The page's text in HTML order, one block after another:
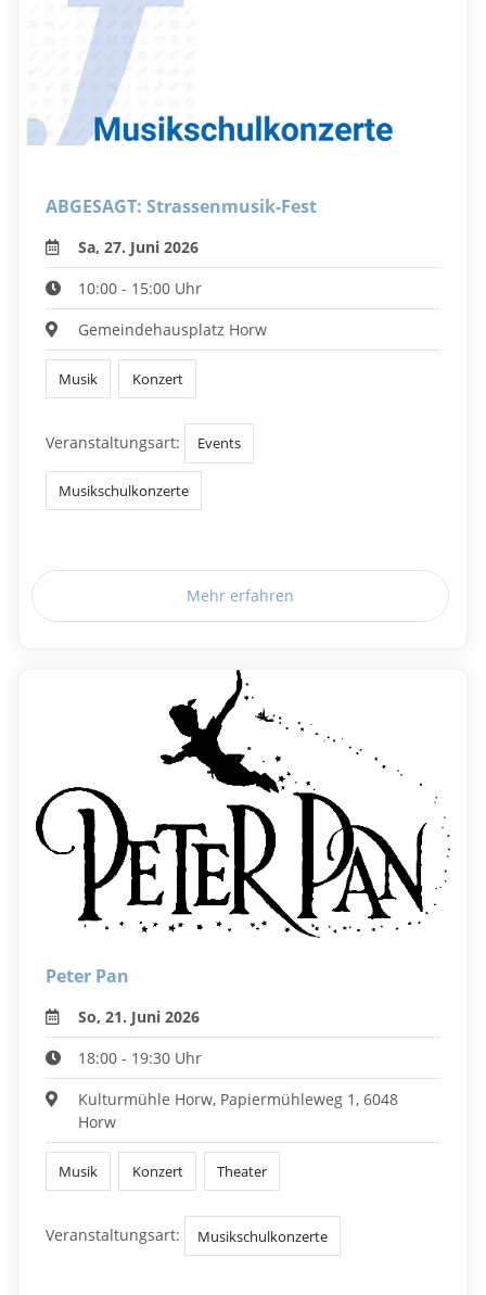
ABGESAGT: Strassenmusik-Fest
Sa, 27. Juni 2026
10:00 - 15:00 Uhr
Gemeindehausplatz Horw
Musik Konzert
Veranstaltungsart: Events
Musikschulkonzerte
Mehr erfahren
Peter Pan
So, 21. Juni 2026
18:00 - 19:30 Uhr
Kulturmühle Horw, Papiermühleweg 1, 6048
Horw
Musik Konzert Theater
Veranstaltungsart: Musikschulkonzerte